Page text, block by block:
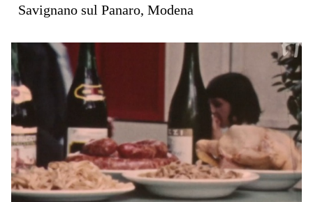
Savignano sul Panaro, Modena